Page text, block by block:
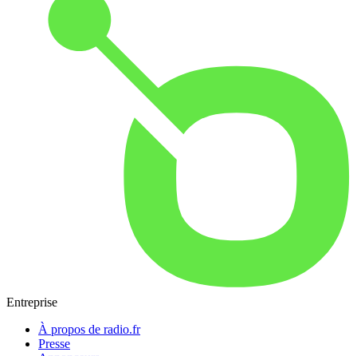
Entreprise
À propos de radio.fr
Presse